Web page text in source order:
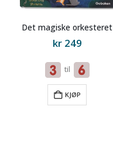
Det magiske orkesteret
kr249
til
KJØP